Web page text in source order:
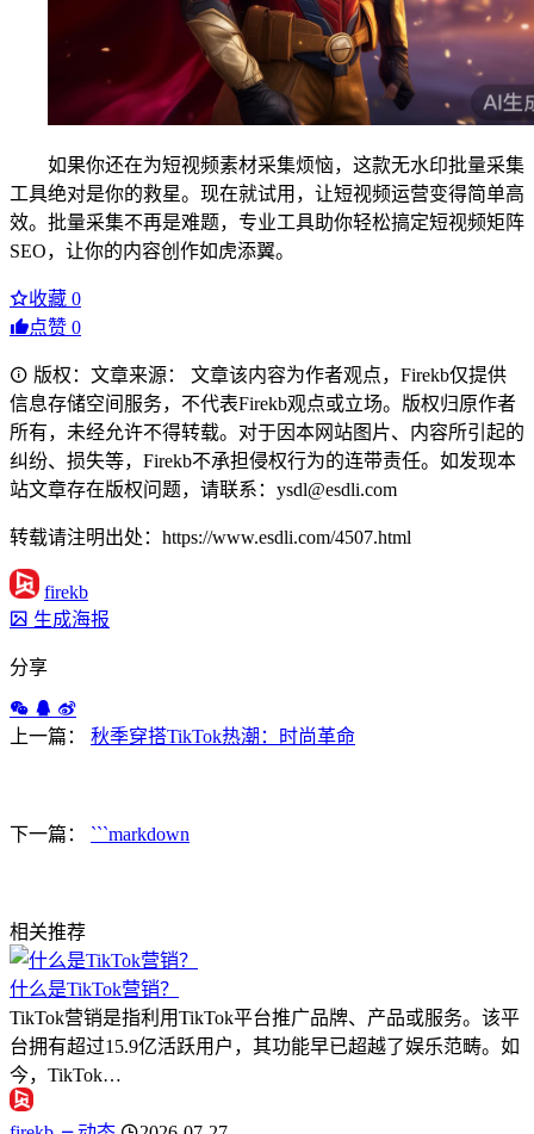
如果你还在为短视频素材采集烦恼，这款无水印批量采集
工具绝对是你的救星。现在就试用，让短视频运营变得简单高
效。批量采集不再是难题，专业工具助你轻松搞定短视频矩阵
SEO，让你的内容创作如虎添翼。
收藏 0
点赞 0
版权：文章来源： 文章该内容为作者观点，Firekb仅提供
信息存储空间服务，不代表Firekb观点或立场。版权归原作者
所有，未经允许不得转载。对于因本网站图片、内容所引起的
纠纷、损失等，Firekb不承担侵权行为的连带责任。如发现本
站文章存在版权问题，请联系：ysdl@esdli.com
转载请注明出处：https://www.esdli.com/4507.html
firekb
生成海报
分享
上一篇： 秋季穿搭TikTok热潮：时尚革命
下一篇： ```markdown
相关推荐
什么是TikTok营销？
TikTok营销是指利用TikTok平台推广品牌、产品或服务。该平
台拥有超过15.9亿活跃用户，其功能早已超越了娱乐范畴。如
今，TikTok…